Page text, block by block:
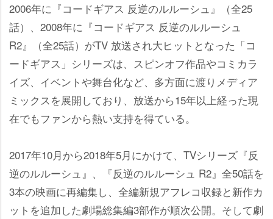
2006年に『コードギアス 反逆のルルーシュ』（全25
話）、2008年に『コードギアス 反逆のルルーシュ
R2』（全25話）がTV 放送され大ヒットとなった「コ
ードギアス」シリーズは、スピンオフ作品やコミカラ
イズ、イベントや舞台化など、多方面に渡りメディア
ミックスを展開しており、放送から15年以上経った現
在でもファンから熱い支持を得ている。
2017年10月から2018年5月にかけて、TVシリーズ『反
逆のルルーシュ』、『反逆のルルーシュ R2』全50話を
3本の映画に再編集し、全編新規アフレコ収録と新作カ
ットを追加した劇場総集編3部作が順次公開。そして劇